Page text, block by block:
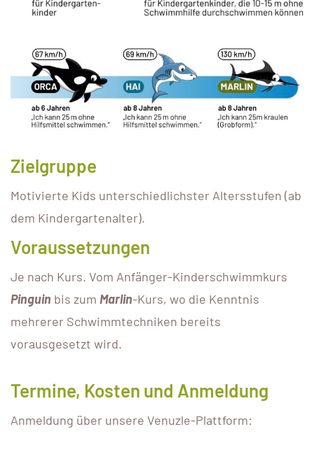
Zielgruppe
Motivierte Kids unterschiedlichster Altersstufen (ab
dem Kindergartenalter).
Voraussetzungen
Je nach Kurs. Vom Anfänger-Kinderschwimmkurs
Pinguin bis zum Marlin-Kurs, wo die Kenntnis
mehrerer Schwimmtechniken bereits
vorausgesetzt wird.
Termine, Kosten und Anmeldung
Anmeldung über unsere Venuzle-Plattform: